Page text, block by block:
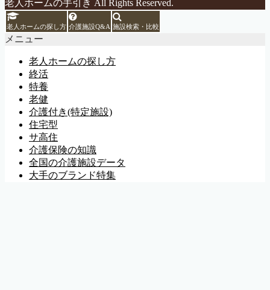
老人ホームの手引き All Rights Reserved.
老人ホームの探し方 介護施設Q&A 施設検索・比較
メニュー
老人ホームの探し方
終活
特養
老健
介護付き(特定施設)
住宅型
サ高住
介護保険の知識
全国の介護施設データ
大手のブランド特集